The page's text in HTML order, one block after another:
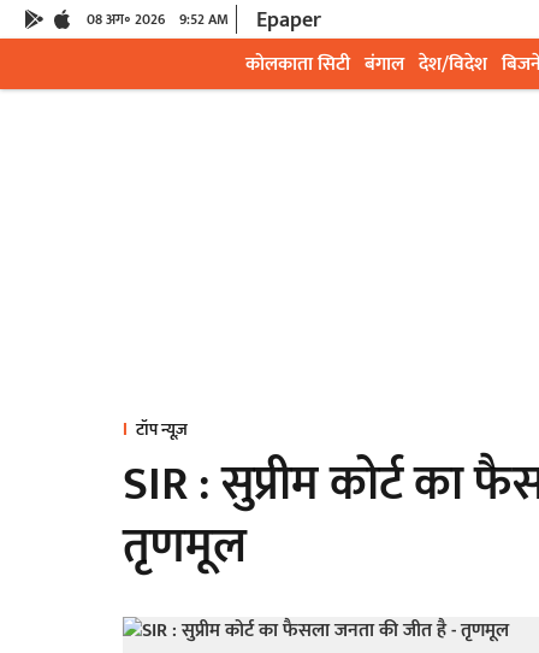
08 अग॰ 2026 9:52 AM Epaper
कोलकाता सिटी बंगाल देश/विदेश
टॉप न्यूज़
SIR : सुप्रीम कोर्ट का
तृणमूल